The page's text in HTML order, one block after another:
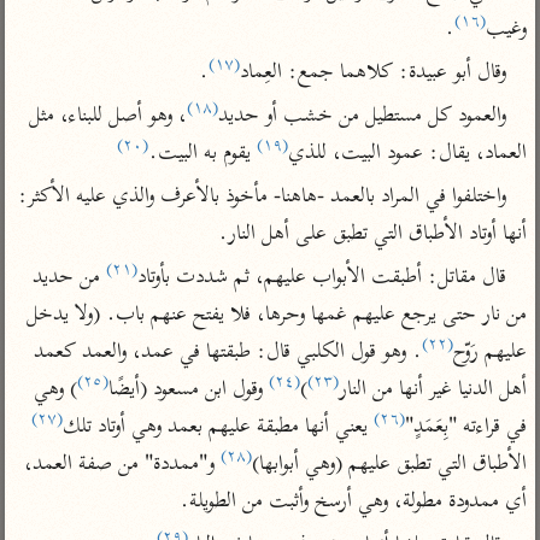
جمع الأقوال
تفسير ابن الجوزي
تفسير الماوردي
منتقاة
تفسير ابن القيم
تفسير ابن تيمية
عامّة
تفسير السمعاني
تفسير مكّي
محاسن التأويل
للقاسمي
تفسير الثعالبي
أخرى
أضواء البيان
نظم الدرر للبقاعي
لغة وبلاغة
التحرير والتنوير
المحرر الوجيز لابن
عطية
البحر المحيط لأبي
حيان
البسيط للواحدي
مركَّزة العبارة
تفسير الجلالين
جامع البيان للإيجي
تفسير النسفي
الوجيز للواحدي
تفسير ابن أبي زمنين
آثار
وغيب(١٦)
.
وقال أبو عبيدة: كلاهما جمع: العِماد(١٧)
.
والعمود كل مستطيل من خشب أو حديد(١٨)
العماد، يقال: عمود البيت، للذي(١٩) يقوم به البيت.(٢٠)
أنها أوتاد الأطباق التي تطبق على أهل النار.
قال مقاتل: أطبقت الأبواب عليهم، ثم شددت بأوتاد(٢١)
عليهم رَوّح(٢٢)
أهل الدنيا غير أنها من النار(٢٣) )(٢٤) وقول ابن مسعود (أيضًا(٢٥)
في قراءته "بِعَمَدٍ"(٢٦) يعني أنها مطبقة عليهم بعمد وهي أوتاد تلك(٢٧)
الأطباق التي تطبق عليهم (وهي أبوابها)(٢٨)
أي ممدودة مطولة، وهي أرسخ وأثبت من الطويلة.